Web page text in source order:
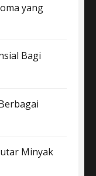
yang
Bagi
Minyak